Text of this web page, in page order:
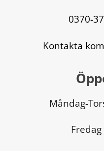
0370-
Kontakta
Måndag-